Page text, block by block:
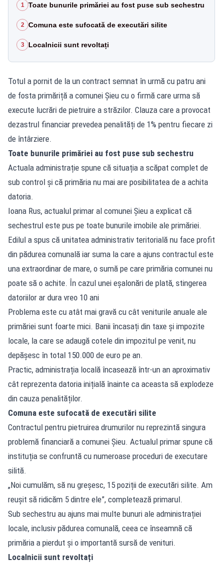
1 Toate bunurile primăriei au fost puse sub sechestru
2 Comuna este sufocată de executări silite
3 Localnicii sunt revoltați
Totul a pornit de la un contract semnat în urmă cu patru ani
de fosta primăriță a comunei Șieu cu o firmă care urma să
execute lucrări de pietruire a străzilor. Clauza care a provocat
dezastrul financiar prevedea penalități de 1% pentru fiecare zi
de întârziere.
Toate bunurile primăriei au fost puse sub sechestru
Actuala administrație spune că situația a scăpat complet de
sub control și că primăria nu mai are posibilitatea de a achita
datoria.
Ioana Rus, actualul primar al comunei Șieu a explicat că
sechestrul este pus pe toate bunurile imobile ale primăriei.
Edilul a spus că unitatea administrativ teritorială nu face profit
din pădurea comunală iar suma la care a ajuns contractul este
una extraordinar de mare, o sumă pe care primăria comunei nu
poate să o achite. În cazul unei eșalonări de plată, stingerea
datoriilor ar dura vreo 10 ani
Problema este cu atât mai gravă cu cât veniturile anuale ale
primăriei sunt foarte mici. Banii încasați din taxe și impozite
locale, la care se adaugă cotele din impozitul pe venit, nu
depășesc în total 150.000 de euro pe an.
Practic, administrația locală încasează într-un an aproximativ
cât reprezenta datoria inițială înainte ca aceasta să explodeze
din cauza penalităților.
Comuna este sufocată de executări silite
Contractul pentru pietruirea drumurilor nu reprezintă singura
problemă financiară a comunei Șieu. Actualul primar spune că
instituția se confruntă cu numeroase proceduri de executare
silită.
„Noi cumulăm, să nu greșesc, 15 poziții de executări silite. Am
reușit să ridicăm 5 dintre ele”, completează primarul.
Sub sechestru au ajuns mai multe bunuri ale administrației
locale, inclusiv pădurea comunală, ceea ce înseamnă că
primăria a pierdut și o importantă sursă de venituri.
Localnicii sunt revoltați